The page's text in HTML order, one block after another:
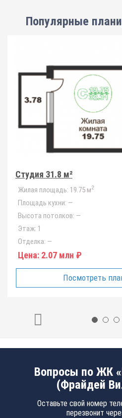
Популярные
Студия 31.8 м²
Жилая площадь: 19.75 м2
Площадь кухни: —
Высота потолков: —
Этаж: 1
Отделка: —
Цена: 2.07 млн ₽
Посмотреть
Вопросы по ЖК
(Фрайдей
Оставьте свой номер
перезвонит